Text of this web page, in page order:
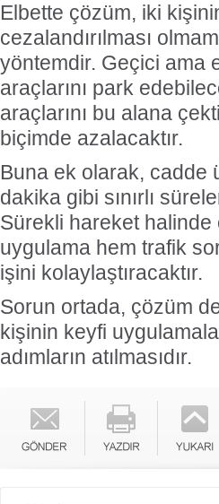
Elbette çözüm, iki
cezalandırılması
yöntemdir. Geçici ama
araçlarını park
araçlarını bu alana
biçimde azalacaktır.
Buna ek olarak, cadde
dakika gibi sınırlı
Sürekli hareket halinde
uygulama hem trafik
işini kolaylaştıracaktır.
Sorun ortada, çözüm
kişinin keyfi
adımların atılmasıdır.